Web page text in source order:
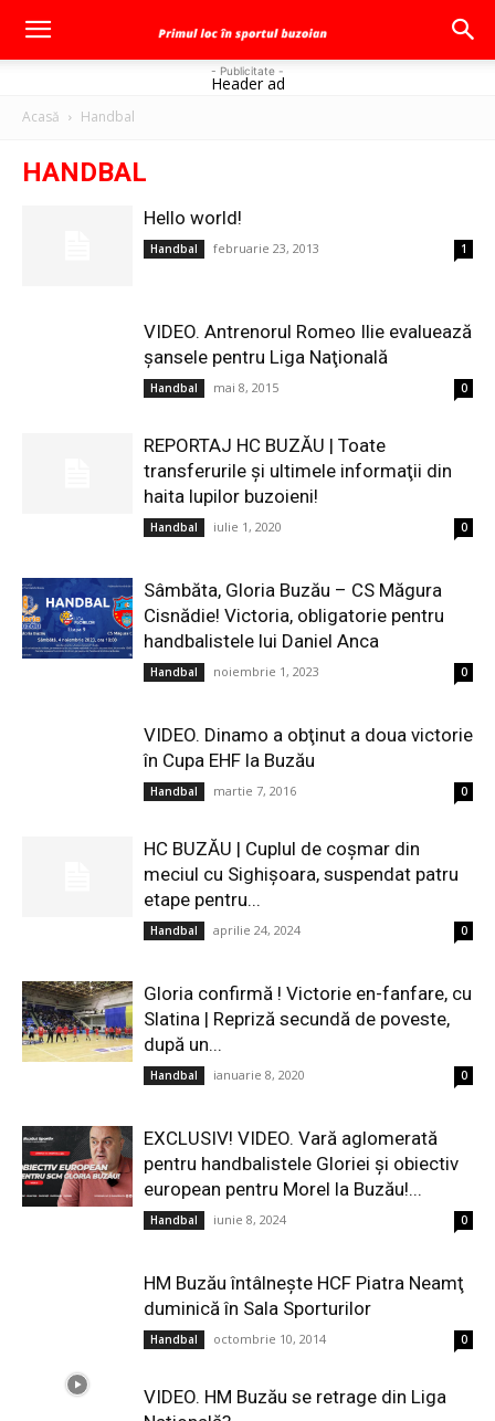
- Publicitate -
Header ad
Acasă Handbal
HANDBAL
Hello world!
Handbal februarie 23, 2013 1
VIDEO. Antrenorul Romeo Ilie evaluează
şansele pentru Liga Naţională
Handbal mai 8, 2015 0
REPORTAJ HC BUZĂU | Toate
transferurile şi ultimele informaţii din
haita lupilor buzoieni!
Handbal iulie 1, 2020 0
Sâmbăta, Gloria Buzău – CS Măgura
Cisnădie! Victoria, obligatorie pentru
handbalistele lui Daniel Anca
Handbal noiembrie 1, 2023 0
VIDEO. Dinamo a obţinut a doua victorie
în Cupa EHF la Buzău
Handbal martie 7, 2016 0
HC BUZĂU | Cuplul de coşmar din
meciul cu Sighişoara, suspendat patru
etape pentru...
Handbal aprilie 24, 2024 0
Gloria confirmă ! Victorie en-fanfare, cu
Slatina | Repriză secundă de poveste,
după un...
Handbal ianuarie 8, 2020 0
EXCLUSIV! VIDEO. Vară aglomerată
pentru handbalistele Gloriei şi obiectiv
european pentru Morel la Buzău!...
Handbal iunie 8, 2024 0
HM Buzău întâlneşte HCF Piatra Neamţ
duminică în Sala Sporturilor
Handbal octombrie 10, 2014 0
VIDEO. HM Buzău se retrage din Liga